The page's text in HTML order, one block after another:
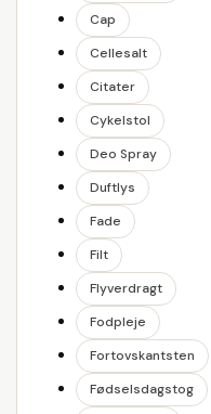
Cap
Cellesalt
Citater
Cykelstol
Deo Spray
Duftlys
Fade
Filt
Flyverdragt
Fodpleje
Fortovskantsten
Fødselsdagstog